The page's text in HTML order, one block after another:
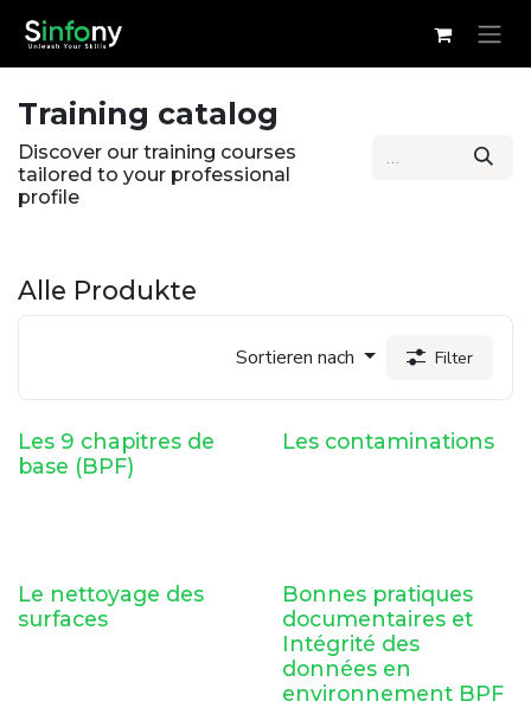
Training catalog
Discover our training courses
tailored to your professional
profile
Alle Produkte
Sortieren nach Filter
Les 9 chapitres de
base (BPF)
Les contaminations
Le nettoyage des
surfaces
Bonnes pratiques
documentaires et
Intégrité des
données en
environnement BPF